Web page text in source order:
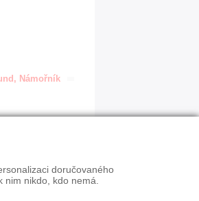
Námořník
doručovaného
nikdo, kdo nemá.